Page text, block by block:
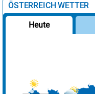
ÖSTERREICH WETTER
Heute